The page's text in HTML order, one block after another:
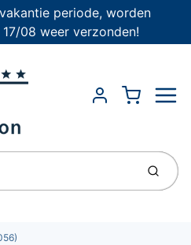
periode, worden
08 weer verzonden!
Account
Cart